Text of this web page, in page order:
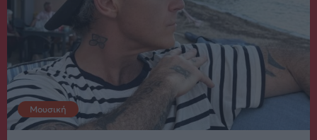
Μουσική